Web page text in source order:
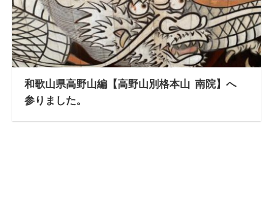
和歌山県高野山編【高野山別格本山 南院】へ
参りました。